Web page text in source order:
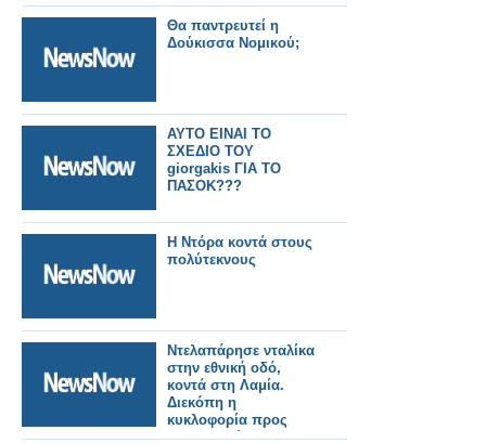
Θα παντρευτεί η
Δούκισσα Νομικού;
ΑΥΤΟ ΕΙΝΑΙ ΤΟ
ΣΧΕΔΙΟ ΤΟΥ
giorgakis ΓΙΑ ΤΟ
ΠΑΣΟΚ???
Η Ντόρα κοντά στους
πολύτεκνους
Ντελαπάρησε νταλίκα
στην εθνική οδό,
κοντά στη Λαμία.
Διεκόπη η
κυκλοφορία προς
Θεσσαλονίκη